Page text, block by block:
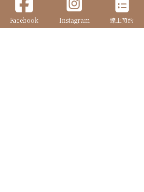
確定送出
Facebook Instagram 線上預約